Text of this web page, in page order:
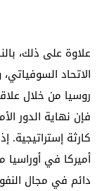
علاوة على ذلك،
الاتحاد
روسيا من خلال
فإن نهاية الدور
كارثة إستراتيجية.
أميركا في
دائم في مجال